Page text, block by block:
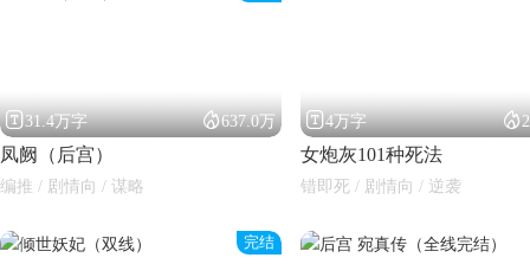
31.4万字 637.0万
凤阙（后宫）
编推 / 剧情向 / 谋略
4万字 
女炮灰101种死法
错即死 / 剧情向 / 逆袭
完结